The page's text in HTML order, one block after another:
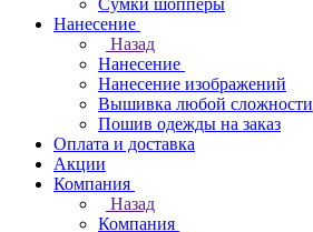
Нанесение
Назад
Нанесение
Нанесение изображений
Вышивка любой сложности
Пошив одежды на заказ
Оплата и доставка
Акции
Компания
Назад
Компания